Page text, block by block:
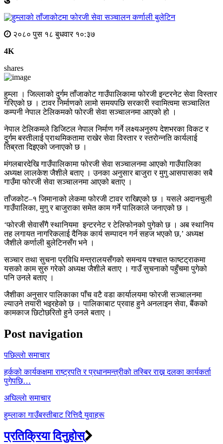
कर्णाली बुलेटिन
२०८० पुस १८ बुधवार १०:३७
4K
shares
हुम्ला । जिल्लाको दुर्गम ताँजाकोट गाउँपालिकामा फोरजी इन्टरनेट सेवा विस्तार
गरिएको छ । टावर निर्माणको लामो समयपछि सरकारी स्वामित्वमा सञ्चालित
कम्पनी नेपाल टेलिकमको फोरजी सेवा सञ्चालनमा आएको हो ।
नेपाल टेलिकमले डिजिटल नेपाल निर्माण गर्ने लक्ष्यअनुरुप देशभरका विकट र
दुर्गम बस्तीलाई प्राथमिकतामा राखेर सेवा विस्तार र स्तरोन्नति कार्यलाई
तिब्रता दिइएको जनाएको छ ।
मंगलबारदेखि गाउँपालिकामा फोरजी सेवा सञ्चालनमा आएको गाउँपालिका
अध्यक्ष लालकेश जैशीले बताए । उनका अनुसार बाजुरा र मुगु आसपासका सबै
गाउँमा फोरजी सेवा सञ्चालनमा आएको बताए ।
ताँजकोट–१ जिमानाको लेकमा फोरजी टावर राखिएको छ । यसले अदानचुली
गाउँपालिका, मुगु र बाजुराका समेत काम गर्ने पालिकाले जनाएको छ ।
‘फोरजी सेवासँगै स्थानियमा इन्टरनेट र टेलिफोनको पुगेको छ । अब स्थानिय
तह लगायत नागरिकलाई दैनिक कार्य सम्पादन गर्न सहज भएको छ,’ अध्यक्ष
जैशीले कर्णाली बुलेटिनसँग भने ।
सञ्चार तथा सुचना प्रविधि मन्त्रालयसँगको समन्वय पश्चात फाष्टट्राकमा
यसको काम सुरु गरेको अध्यक्ष जैशीले बताए । गाउँ सुचनाको पहुँचमा पुगेको
पनि उनले बताए ।
जैशीका अनुसार पालिकाका पाँच वटै वडा कार्यालयमा फोरजी सञ्चालनमा
ल्याउने तयारी भइरहेको छ । पालिकाबाट प्रवाह हुने अनलाइन सेवा, बैंकको
कामकाज छिटोछरितो हुने उनले बताए ।
Post navigation
पछिल्लाे समाचार
हर्कको कार्यकक्षमा राष्ट्रपति र प्रधानमन्त्रीको तस्बिर राख्न दलका कार्यकर्ता
पुगेपछि…
अघिल्लाे समाचार
हुम्लाका गाउँबस्तीबाट रित्तिदै युवाहरू
प्रतिक्रिया दिनुहोस्